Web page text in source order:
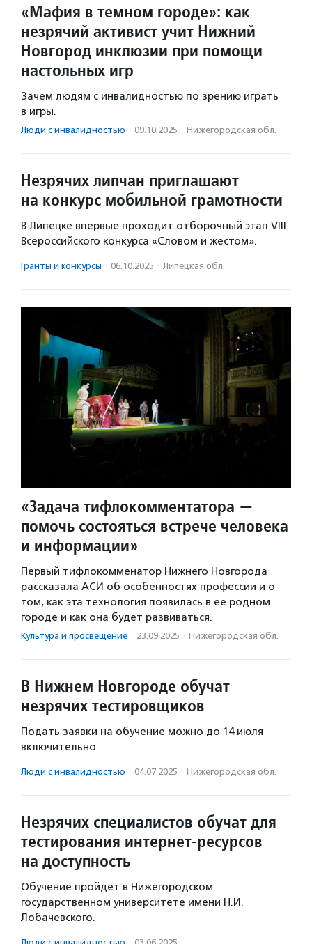
«Мафия в темном городе»: как
незрячий активист учит Нижний
Новгород инклюзии при помощи
настольных игр
Зачем людям с инвалидностью по зрению играть
в игры.
Люди с инвалидностью · 09.10.2025 · Нижегородская обл.
Незрячих липчан приглашают
на конкурс мобильной грамотности
В Липецке впервые проходит отборочный этап VIII
Всероссийского конкурса «Словом и жестом».
Гранты и конкурсы · 06.10.2025 · Липецкая обл.
«Задача тифлокомментатора —
помочь состояться встрече человека
и информации»
Первый тифлокомменатор Нижнего Новгорода
рассказала АСИ об особенностях профессии и о
том, как эта технология появилась в ее родном
городе и как она будет развиваться.
Культура и просвещение · 23.09.2025 · Нижегородская обл.
В Нижнем Новгороде обучат
незрячих тестировщиков
Подать заявки на обучение можно до 14 июля
включительно.
Люди с инвалидностью · 04.07.2025 · Нижегородская обл.
Незрячих специалистов обучат для
тестирования интернет-ресурсов
на доступность
Обучение пройдет в Нижегородском
государственном университете имени Н.И.
Лобачевского.